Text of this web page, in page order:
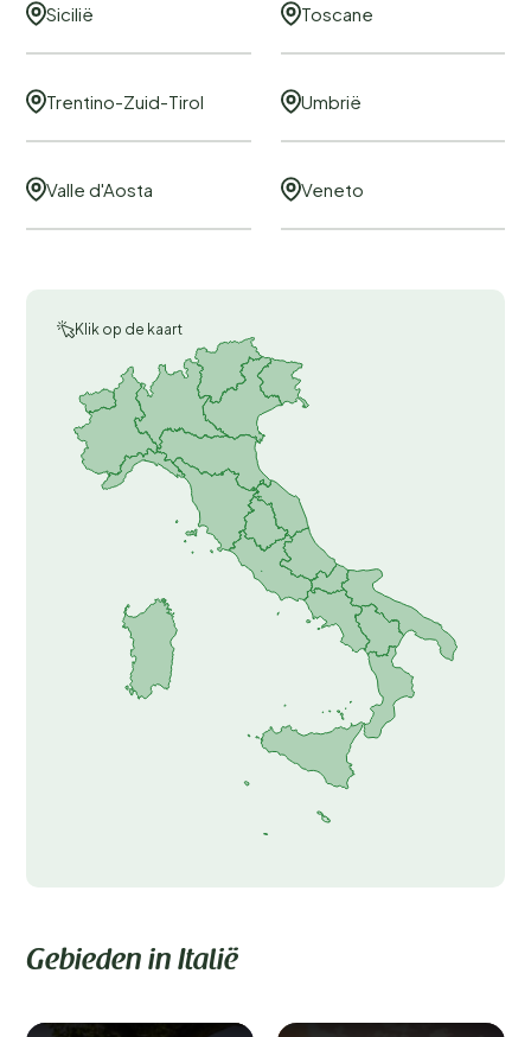
Sicilië Toscane
Trentino-Zuid-Tirol Umbrië
Valle d'Aosta Veneto
Klik op de kaart
Gebieden in Italië